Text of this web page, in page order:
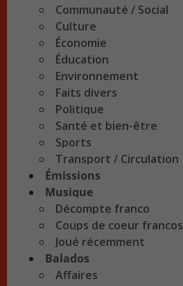
Communauté / Social
Culture
Économie
Éducation
Environnement
Faits divers
Politique
Santé et bien-être
Sports
Transport / Circulation
Émissions
Musique
Décompte franco
Coups de coeur francos
Joué récemment
Balados
Affaires